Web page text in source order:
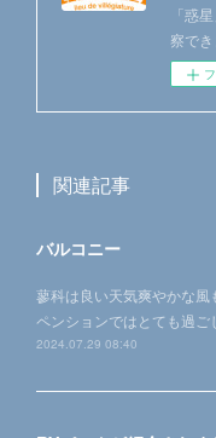
「惑
察で
関連記事
バルコニー
蓼科は良い天気爽やかな
ペンションではとても過ご
2024.07.29 08:40